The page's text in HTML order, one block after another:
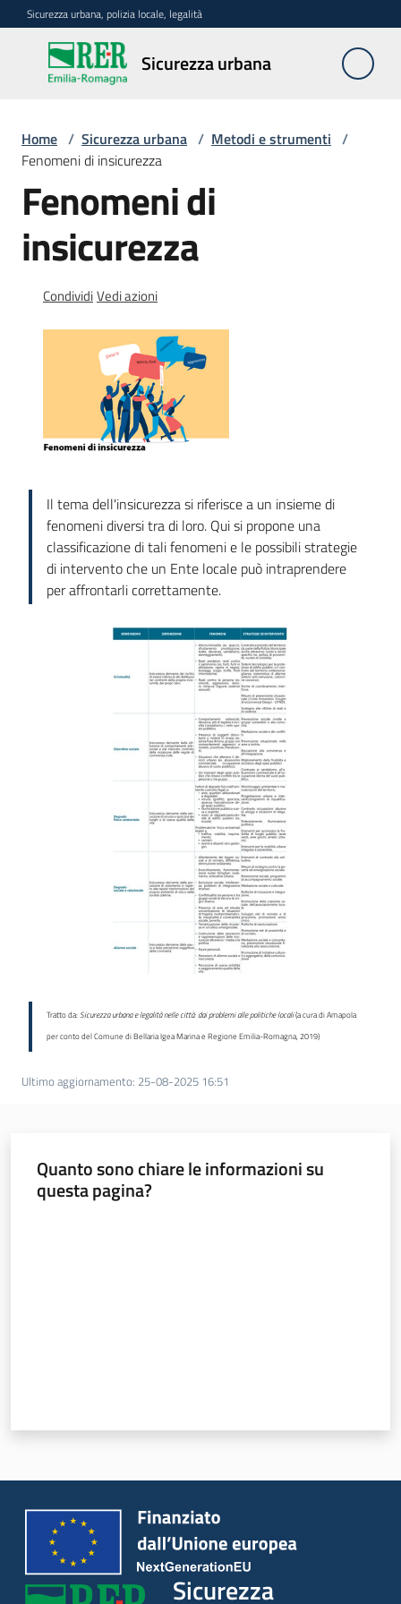
Vai al contenuto
Vai alla navigazione
Vai al footer
Sicurezza urbana, polizia locale, legalità
Sicurezza urbana
Sicurezza
urbana
Politiche
Metodi
strumenti
Città
sicure
Sicurezza
polizia
Leggi Atti Bandi
Progetti
Home / Sicurezza urbana / Metodi e strumenti /
Fenomeni di insicurezza
Fenomeni di
insicurezza
CondividiVedi azioni
Il tema dell'insicurezza si riferisce a un insieme di
fenomeni diversi tra di loro. Qui si propone una
classificazione di tali fenomeni e le possibili strategie
di intervento che un Ente locale può intraprendere
per affrontarli correttamente.
Tratto da:Sicurezza urbana e legalità nelle città: dai problemi alle politiche locali(a cura di Amapola
per conto del Comune di Bellaria Igea Marina e Regione Emilia-Romagna, 2019)
Ultimo aggiornamento: 25-08-2025 16:51
Quanto sono chiare le informazioni su
questa pagina?
Sicurezza